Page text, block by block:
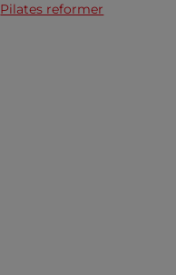
Pilates reformer